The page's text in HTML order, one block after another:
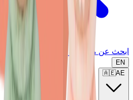
ابحث عن ماركة أو موديل...
EN
🇦🇪AE